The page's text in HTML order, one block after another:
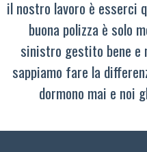
il nostro lavoro è esserci
buona polizza è solo
sinistro gestito bene e
sappiamo fare la
dormono mai e noi